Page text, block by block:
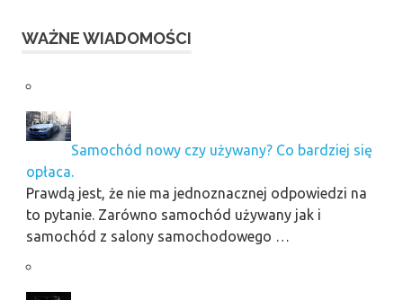
WAŻNE WIADOMOŚCI
Samochód nowy czy używany? Co bardziej się
opłaca.
Prawdą jest, że nie ma jednoznacznej odpowiedzi na
to pytanie. Zarówno samochód używany jak i
samochód z salony samochodowego …